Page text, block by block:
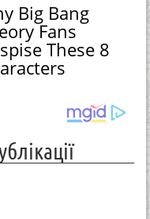
Big Bang
Fans
These 8